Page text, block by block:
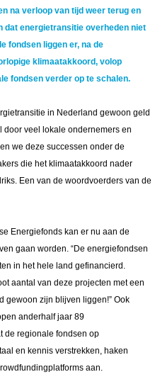
na verloop van tijd weer terug en
dat energietransitie overheden niet
fondsen liggen er, na de
klimaatakkoord, volop
fondsen verder op te schalen.
in Nederland gewoon geld
door veel lokale ondernemers en
we deze successen onder de
die het klimaatakkoord nader
Een van de woordvoerders van de
Energiefonds kan er nu aan de
gaan worden. “De energiefondsen
in het hele land gefinancierd.
aantal van deze projecten met een
gewoon zijn blijven liggen!” Ook
anderhalf jaar 89
de regionale fondsen op
en kennis verstrekken, haken
aan.